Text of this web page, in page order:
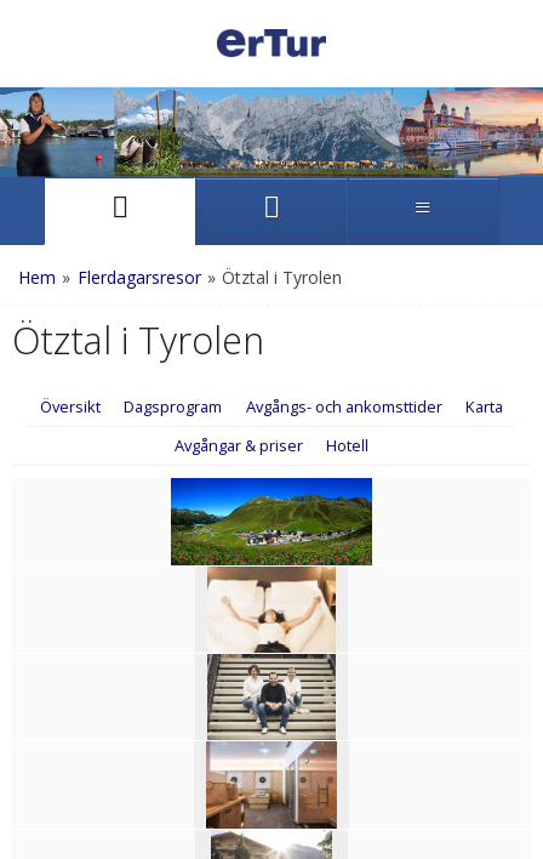
Hem » Flerdagarsresor » Ötztal i Tyrolen
Ötztal i Tyrolen
Översikt Dagsprogram Avgångs- och ankomsttider
Karta
Avgångar & priser
Hotell